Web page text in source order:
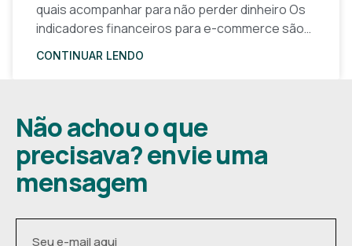
quais acompanhar para não perder dinheiro Os
indicadores financeiros para e-commerce são a
base de qualquer decisão inteligente em uma
CONTINUAR LENDO
Não achou o que
precisava? envie uma
mensagem